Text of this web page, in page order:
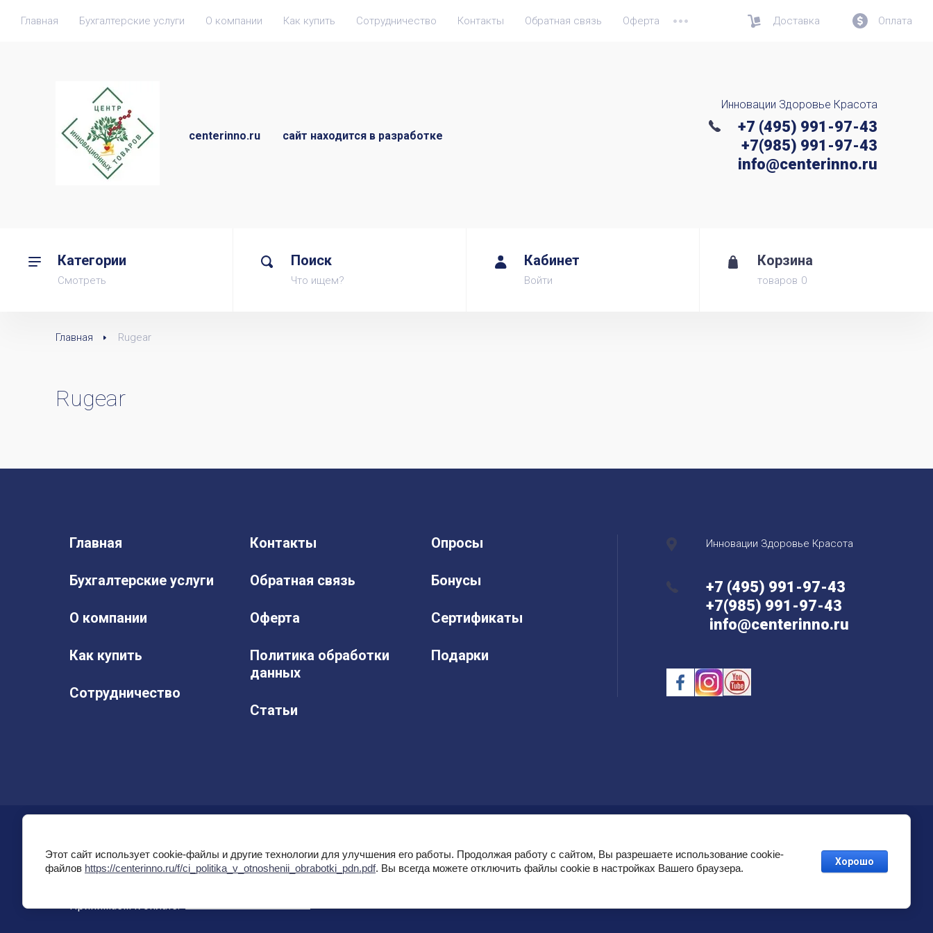
Главная Бухгалтерские услуги О компании Как купить Сотрудничество Контакты Обратная связь Оферта Доставка Оплата
centerinno.ru сайт находится в разработке
Инновации Здоровье Красота
+7 (495) 991-97-43
+7(985) 991-97-43
info@centerinno.ru
Категории
Смотреть
Поиск
Что ищем?
Кабинет
Войти
Корзина
товаров
Главная Rugear
Rugear
Главная
Бухгалтерские услуги
О компании
Как купить
Сотрудничество
Контакты
Обратная связь
Оферта
Политика обработки
данных
Статьи
Опросы
Бонусы
Сертификаты
Подарки
Инновации Здоровье Красота
+7 (495) 991-97-43
+7(985) 991-97-43
info@centerinno.ru
Центр Инновационных товаров и услуг
+7 (495) 991-97-43
Принимаем к оплате:
Мегагрупп.ру
Этот сайт использует cookie-файлы и другие технологии для улучшения его работы. Продолжая работу с сайтом, Вы разрешаете использование cookie-
файлов https://centerinno.ru/f/ci_politika_v_otnoshenii_obrabotki_pdn.pdf. Вы всегда можете отключить файлы cookie в настройках Вашего браузера.
Хорошо